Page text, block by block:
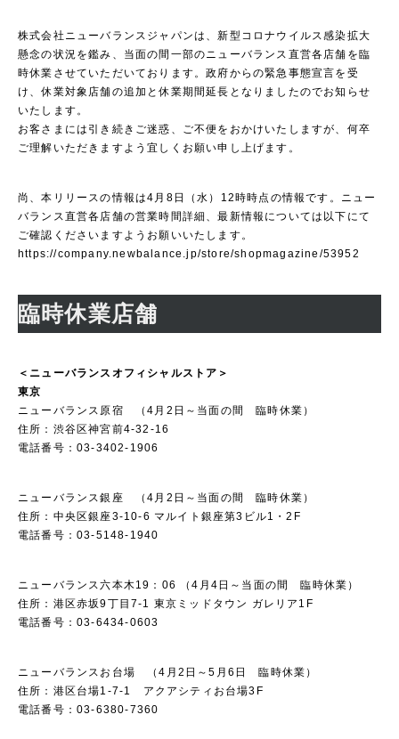
株式会社ニューバランスジャパンは、新型コロナウイルス感染拡大
懸念の状況を鑑み、当面の間一部のニューバランス直営各店舗を臨
時休業させていただいております。政府からの緊急事態宣言を受
け、休業対象店舗の追加と休業期間延長となりましたのでお知らせ
いたします。
お客さまには引き続きご迷惑、ご不便をおかけいたしますが、何卒
ご理解いただきますよう宜しくお願い申し上げます。
尚、本リリースの情報は4月8日（水）12時時点の情報です。ニュー
バランス直営各店舗の営業時間詳細、最新情報については以下にて
ご確認くださいますようお願いいたします。
https://company.newbalance.jp/store/shopmagazine/53952
臨時休業店舗
＜ニューバランスオフィシャルストア＞
東京
ニューバランス原宿 （4月2日～当面の間 臨時休業）
住所：渋谷区神宮前4-32-16
電話番号：03-3402-1906
ニューバランス銀座 （4月2日～当面の間 臨時休業）
住所：中央区銀座3-10-6 マルイト銀座第3ビル1・2F
電話番号：03-5148-1940
ニューバランス六本木19：06 （4月4日～当面の間 臨時休業）
住所：港区赤坂9丁目7-1 東京ミッドタウン ガレリア1F
電話番号：03-6434-0603
ニューバランスお台場 （4月2日～5月6日 臨時休業）
住所：港区台場1-7-1 アクアシティお台場3F
電話番号：03-6380-7360